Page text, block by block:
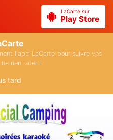
LaCarte sur
Play Store
l'app LaCarte pour suivre vos
rien rater !
tard